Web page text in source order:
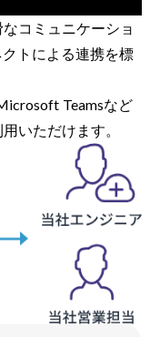
コミュニケーショ
トによる連携を標
Teamsなど
いただけます。